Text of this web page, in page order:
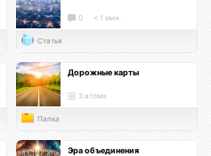
0 < 1 мин.
Статья
Дорожные карты
3 атома
Папка
Эра объединения